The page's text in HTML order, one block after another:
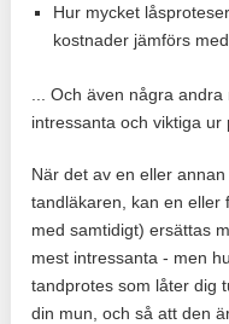
Hur mycket
kostnader jämförs
... Och även några
intressanta och viktiga ur
När det av en eller
tandläkaren, kan en eller
med samtidigt) ersättas
mest intressanta - men
tandprotes som låter dig
din mun, och så att den